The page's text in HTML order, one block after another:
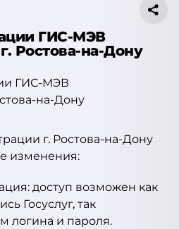
ГИС-МЭВ
Ростова-на-Дону
г. Ростова-на-Дону
изменения:
доступ возможен как
Госуслуг, так
логина и пароля.